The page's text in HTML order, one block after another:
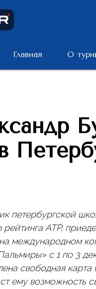
Главная О
петербургской
ATP,
международном
с 1 по 3
свободная
ему возможность